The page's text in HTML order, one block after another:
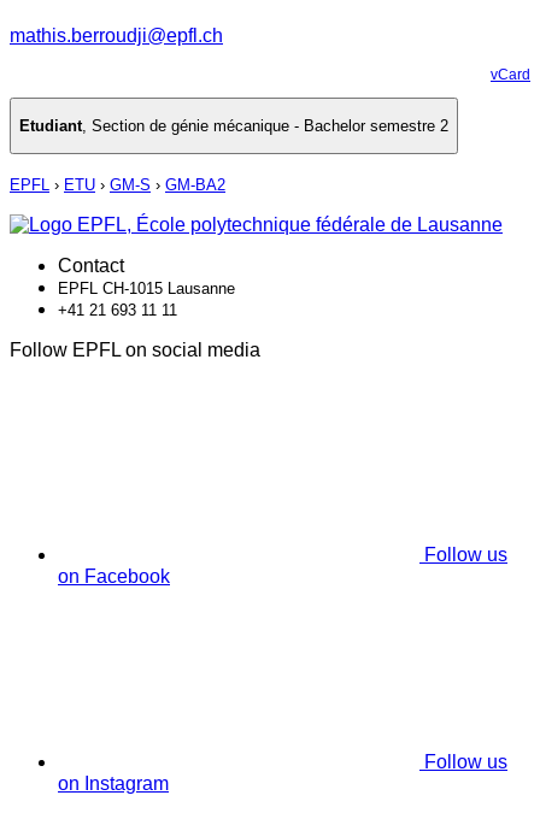
mathis.berroudji@epfl.ch
vCard
Etudiant, Section de génie mécanique - Bachelor semestre 2
EPFL › ETU › GM-S › GM-BA2
Contact
EPFL CH-1015 Lausanne
+41 21 693 11 11
Follow EPFL on social media
Follow us
on Facebook
Follow us
on Instagram